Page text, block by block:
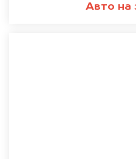
Авто на